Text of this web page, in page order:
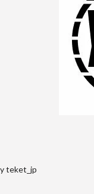
teket_jp